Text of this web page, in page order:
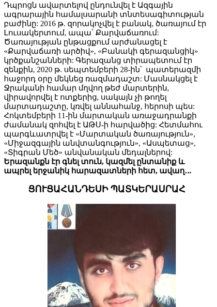
Դպրոցն ավարտելով ընդունվել է Ազգային
ագրարային համալսարանի տնտեսագիտության
բաժինը: 2016 թ. զորակոչվել է բանակ, ծառայում էր
Լուսակերտում, ապա՝ Քարվաճառում:
Ծառայության ընթացքում արժանացել է
«Քարվաճառի արծիվ», «Բանակի գերազանցիկ»
կրծքանշանների: Գերազանց տիրապետում էր
զենքին, 2020 թ. սեպտեմբերի 28-ին՝ պատերազմի
հաջորդ օրը մեկնեց ռազմադաշտ: Մասնակցել է
Ջրականի համար մղվող թեժ մարտերին,
վիրավորվել է ոտքերից, սակայն չի թողել
մարտադաշտը, կռվել աննահանջ, հերոսի պես:
Հոկտեմբերի 11-ին մարտական առաջադրանքի
ժամանակ զոհվել է ԱԹՍ-ի հարվածից: Հետմահու
պարգևատրվել է «Մարտական ծառայություն»,
«Միջազգային անվտանգություն», «Ասպետաց»,
«Տիգրան Մեծ» անվանական մեդալներով:
Երազանքն էր գնել տուն, կազմել ընտանիք և
ապրել երջանիկ հարազատների հետ, ավաղ․․.
ՑՈՒՑԱՀԱՆԴԵՍԻ ՊԱՏԿԵՐԱՍՐԱՀ